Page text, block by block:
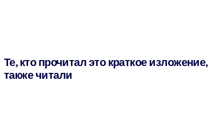
Те, кто прочитал это краткое изложение,
также читали